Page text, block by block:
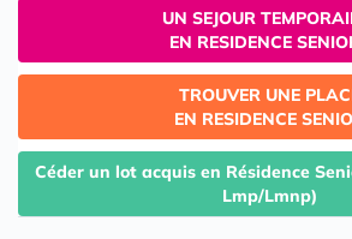
UN SEJOUR
EN RESIDENCE
TROUVER UNE
EN RESIDENCE
Céder un lot acquis en Résidence
Lmp/Lmnp)